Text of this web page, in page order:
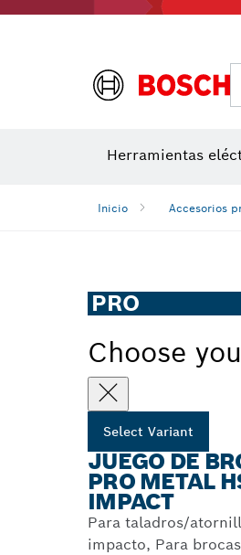
Herramientas
Inicio Accesorios
PRO
Choose
Select Variant
JUEGO DE
PRO METAL
IMPACT
Para taladros/
impacto, Para